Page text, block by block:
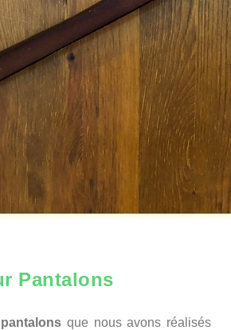
Pantalons
que nous avons réalisés